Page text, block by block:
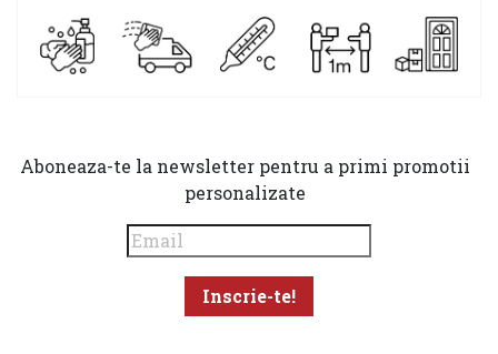
Aboneaza-te la newsletter pentru a primi promotii
personalizate